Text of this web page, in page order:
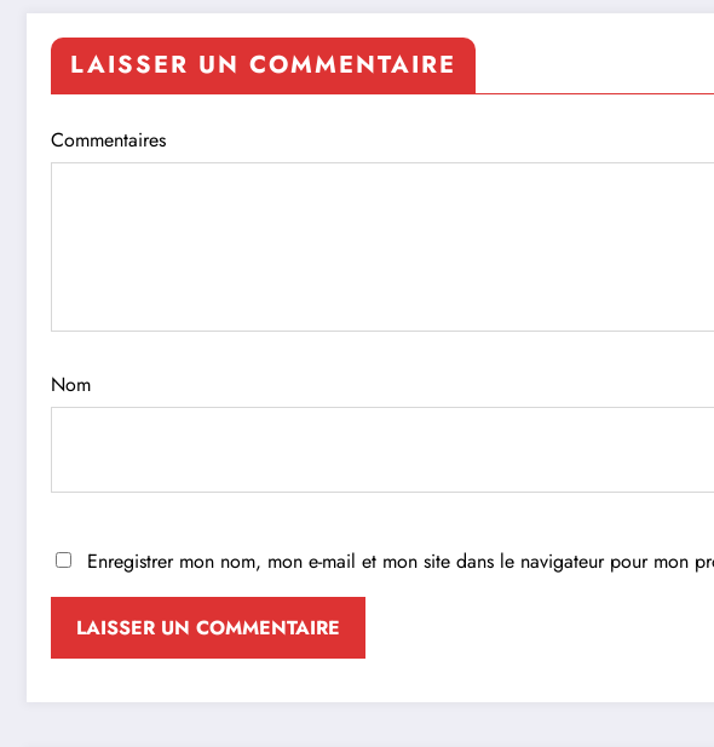
LAISSER UN COMMENTAIRE
Commentaires
Nom
Enregistrer mon nom, mon e-mail et mon site dans le navigateur pour mon